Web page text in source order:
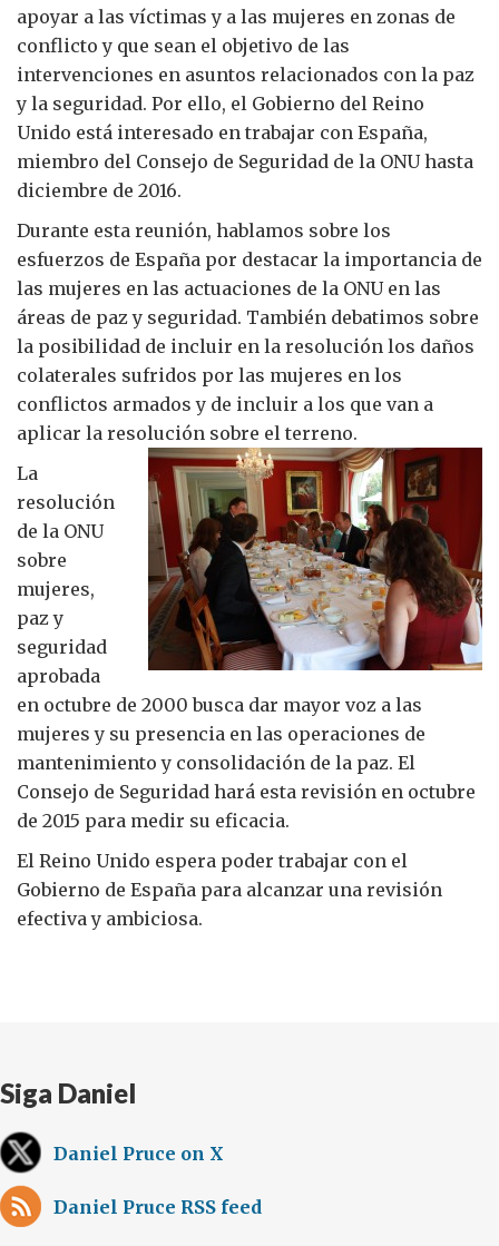
apoyar a las víctimas y a las mujeres en zonas de
conflicto y que sean el objetivo de las
intervenciones en asuntos relacionados con la paz
y la seguridad. Por ello, el Gobierno del Reino
Unido está interesado en trabajar con España,
miembro del Consejo de Seguridad de la ONU hasta
diciembre de 2016.
Durante esta reunión, hablamos sobre los
esfuerzos de España por destacar la importancia de
las mujeres en las actuaciones de la ONU en las
áreas de paz y seguridad. También debatimos sobre
la posibilidad de incluir en la resolución los daños
colaterales sufridos por las mujeres en los
conflictos armados y de incluir a los que van a
aplicar la resolución sobre el terreno.
La
resolución
de la ONU
sobre
mujeres,
paz y
seguridad
aprobada
en octubre de 2000 busca dar mayor voz a las
mujeres y su presencia en las operaciones de
mantenimiento y consolidación de la paz. El
Consejo de Seguridad hará esta revisión en octubre
de 2015 para medir su eficacia.
El Reino Unido espera poder trabajar con el
Gobierno de España para alcanzar una revisión
efectiva y ambiciosa.
Siga Daniel
Daniel Pruce on X
Daniel Pruce RSS feed